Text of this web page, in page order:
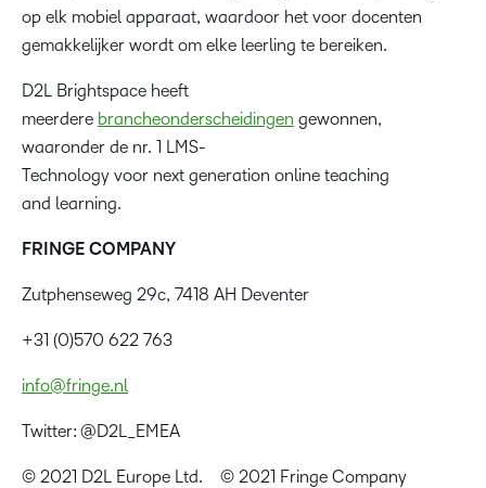
op elk mobiel apparaat, waardoor het voor docenten
gemakkelijker wordt om elke leerling te bereiken.
D2L Brightspace heeft
meerdere brancheonderscheidingen gewonnen,
waaronder de nr. 1 LMS-
Technology voor next generation online teaching
and learning.
FRINGE COMPANY
Zutphenseweg 29c, 7418 AH Deventer
+31 (0)570 622 763
info@fringe.nl
Twitter: @D2L_EMEA
© 2021 D2L Europe Ltd. © 2021 Fringe Company